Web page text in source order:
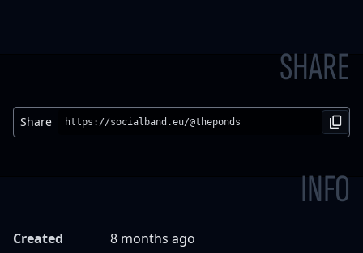
SHARE
Share https://socialband.eu/@theponds
INFO
Created 8 months ago